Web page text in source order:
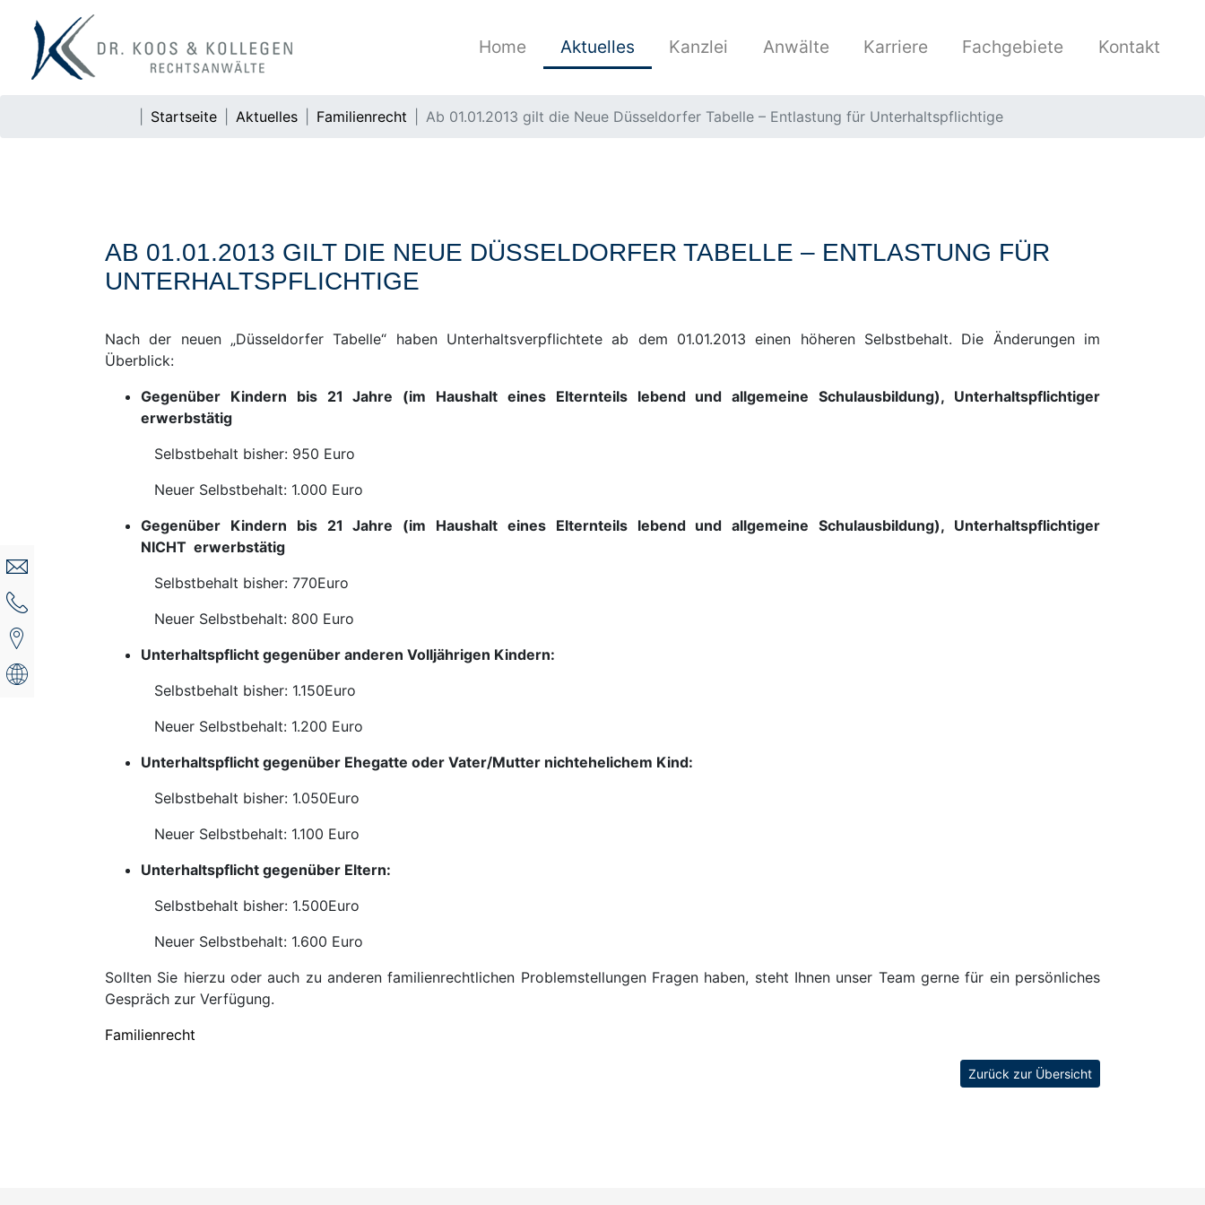
Home Aktuelles Kanzlei Anwälte Karriere Fachgebiete Kontakt
Startseite Aktuelles Familienrecht Ab 01.01.2013 gilt die Neue Düsseldorfer Tabelle – Entlastung für Unterhaltspflichtige
AB 01.01.2013 GILT DIE NEUE DÜSSELDORFER TABELLE – ENTLASTUNG FÜR
UNTERHALTSPFLICHTIGE
Nach der neuen „Düsseldorfer Tabelle“ haben Unterhaltsverpflichtete ab dem 01.01.2013 einen höheren Selbstbehalt. Die Änderungen im
Überblick:
Gegenüber Kindern bis 21 Jahre (im Haushalt eines Elternteils lebend und allgemeine Schulausbildung), Unterhaltspflichtiger
erwerbstätig
Selbstbehalt bisher: 950 Euro
Neuer Selbstbehalt: 1.000 Euro
Gegenüber Kindern bis 21 Jahre (im Haushalt eines Elternteils lebend und allgemeine Schulausbildung), Unterhaltspflichtiger
NICHT erwerbstätig
Selbstbehalt bisher: 770Euro
Neuer Selbstbehalt: 800 Euro
Unterhaltspflicht gegenüber anderen Volljährigen Kindern:
Selbstbehalt bisher: 1.150Euro
Neuer Selbstbehalt: 1.200 Euro
Unterhaltspflicht gegenüber Ehegatte oder Vater/Mutter nichtehelichem Kind:
Selbstbehalt bisher: 1.050Euro
Neuer Selbstbehalt: 1.100 Euro
Unterhaltspflicht gegenüber Eltern:
Selbstbehalt bisher: 1.500Euro
Neuer Selbstbehalt: 1.600 Euro
Sollten Sie hierzu oder auch zu anderen familienrechtlichen Problemstellungen Fragen haben, steht Ihnen unser Team gerne für ein persönliches
Gespräch zur Verfügung.
Familienrecht
Zurück zur Übersicht